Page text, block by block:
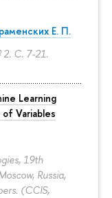
Е. П.
2. С. 7-21.
Learning
Variables
19th
Russia,
(CCIS,